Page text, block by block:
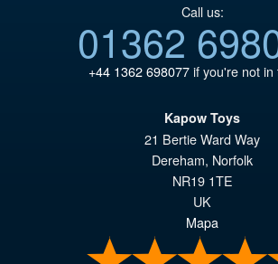
Call us:
01362
+44 1362 698077if you're not in
Kapow Toys
21 Bertie Ward Way
Dereham, Norfolk
NR19 1TE
UK
Mapa